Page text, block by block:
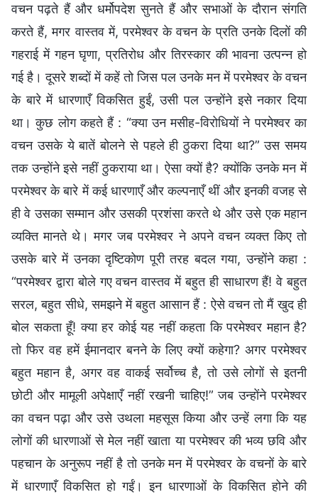
वचन पढ़ते हैं और धर्मोपदेश सुनते हैं और सभाओं के दौरान संगति
करते हैं, मगर वास्तव में, परमेश्वर के वचन के प्रति उनके दिलों की
गहराई में गहन घृणा, प्रतिरोध और तिरस्कार की भावना उत्पन्न हो
गई है। दूसरे शब्दों में कहें तो जिस पल उनके मन में परमेश्वर के वचन
के बारे में धारणाएँ विकसित हुईं, उसी पल उन्होंने इसे नकार दिया
था। कुछ लोग कहते हैं : “क्या उन मसीह-विरोधियों ने परमेश्वर का
वचन उसके ये बातें बोलने से पहले ही ठुकरा दिया था?” उस समय
तक उन्होंने इसे नहीं ठुकराया था। ऐसा क्यों है? क्योंकि उनके मन में
परमेश्वर के बारे में कई धारणाएँ और कल्पनाएँ थीं और इनकी वजह से
ही वे उसका सम्मान और उसकी प्रशंसा करते थे और उसे एक महान
व्यक्ति मानते थे। मगर जब परमेश्वर ने अपने वचन व्यक्त किए तो
उसके बारे में उनका दृष्टिकोण पूरी तरह बदल गया, उन्होंने कहा :
“परमेश्वर द्वारा बोले गए वचन वास्तव में बहुत ही साधारण हैं! वे बहुत
सरल, बहुत सीधे, समझने में बहुत आसान हैं : ऐसे वचन तो मैं खुद ही
बोल सकता हूँ! क्या हर कोई यह नहीं कहता कि परमेश्वर महान है?
तो फिर वह हमें ईमानदार बनने के लिए क्यों कहेगा? अगर परमेश्वर
बहुत महान है, अगर वह वाकई सर्वोच्च है, तो उसे लोगों से इतनी
छोटी और मामूली अपेक्षाएँ नहीं रखनी चाहिए!” जब उन्होंने परमेश्वर
का वचन पढ़ा और उसे उथला महसूस किया और उन्हें लगा कि यह
लोगों की धारणाओं से मेल नहीं खाता या परमेश्वर की भव्य छवि और
पहचान के अनुरूप नहीं है तो उनके मन में परमेश्वर के वचनों के बारे
में धारणाएँ विकसित हो गईं। इन धारणाओं के विकसित होने की